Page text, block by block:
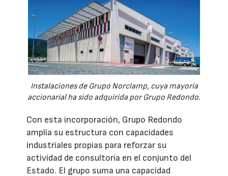
Instalaciones de Grupo Norclamp, cuya mayoría
accionarial ha sido adquirida por Grupo Redondo.
Con esta incorporación, Grupo Redondo
amplía su estructura con capacidades
industriales propias para reforzar su
actividad de consultoría en el conjunto del
Estado. El grupo suma una capacidad